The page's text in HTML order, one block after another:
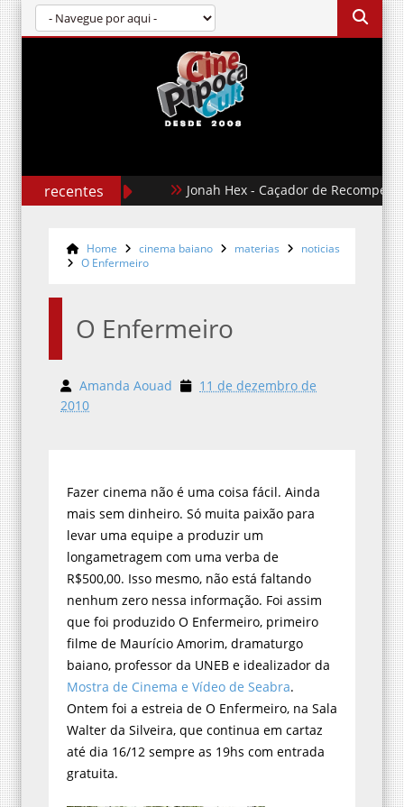
recentes Jonah Hex - Caçador de Recompensas
Home cinema baiano materias
noticias
O Enfermeiro
O Enfermeiro
Amanda Aouad
11 de dezembro de
2010
Fazer cinema não é uma coisa fácil. Ainda
mais sem dinheiro. Só muita paixão para
levar uma equipe a produzir um
longametragem com uma verba de
R$500,00. Isso mesmo, não está faltando
nenhum zero nessa informação. Foi assim
que foi produzido O Enfermeiro, primeiro
filme de Maurício Amorim, dramaturgo
baiano, professor da UNEB e idealizador da
Mostra de Cinema e Vídeo de Seabra.
Ontem foi a estreia de O Enfermeiro, na Sala
Walter da Silveira, que continua em cartaz
até dia 16/12 sempre as 19hs com entrada
gratuita.